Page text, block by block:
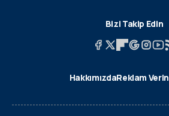
Bizi Takip Edin
HakkımızdaReklam Verin